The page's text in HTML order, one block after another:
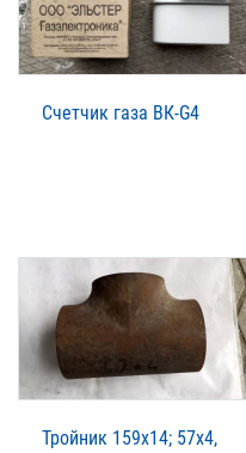
Счетчик газа ВК-G4
Тройник 159х14; 57х4,